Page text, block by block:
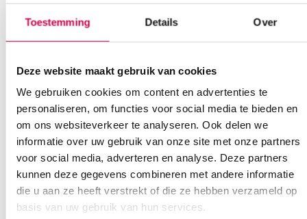
Toestemming Details Over
Deze website maakt gebruik van cookies
We gebruiken cookies om content en advertenties te
personaliseren, om functies voor social media te bieden en
om ons websiteverkeer te analyseren. Ook delen we
informatie over uw gebruik van onze site met onze partners
voor social media, adverteren en analyse. Deze partners
kunnen deze gegevens combineren met andere informatie
die u aan ze heeft verstrekt of die ze hebben verzameld op
basis van uw gebruik van hun services.
Ook interessant